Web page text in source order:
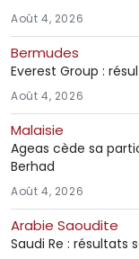
Août 4, 2026
Bermudes
Everest Group :
Août 4, 2026
Malaisie
Ageas cède sa
Berhad
Août 4, 2026
Arabie Saoudite
Saudi Re : résultats